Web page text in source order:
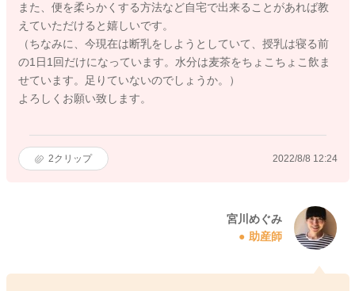
また、便を柔らかくする方法など自宅で出来ることがあれば教
えていただけると嬉しいです。
（ちなみに、今現在は断乳をしようとしていて、授乳は寝る前
の1日1回だけになっています。水分は麦茶をちょこちょこ飲ま
せています。足りていないのでしょうか。）
よろしくお願い致します。
2クリップ 2022/8/8 12:24
宮川めぐみ
助産師